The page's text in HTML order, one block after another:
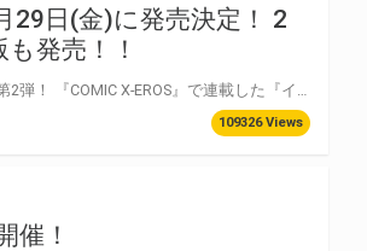
29日(金)に発売決定！ 2
発売！！
109326 Views
催！